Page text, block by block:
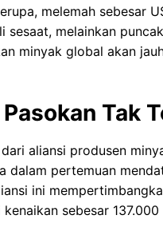
melemah sebesar
sesaat, melainkan
minyak global akan
Tak
aliansi produsen
dalam pertemuan
ini
sebesar